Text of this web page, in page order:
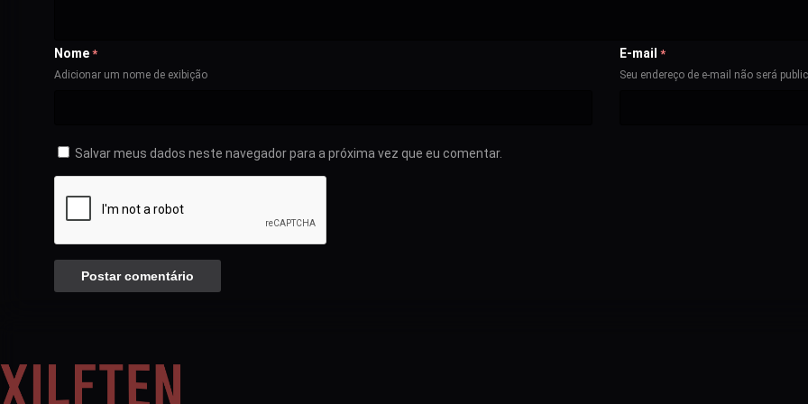
Nome *
Adicionar um nome de exibição
E-mail *
Seu endereço de e-mail não será
Salvar meus dados neste navegador para a próxima vez que eu comentar.